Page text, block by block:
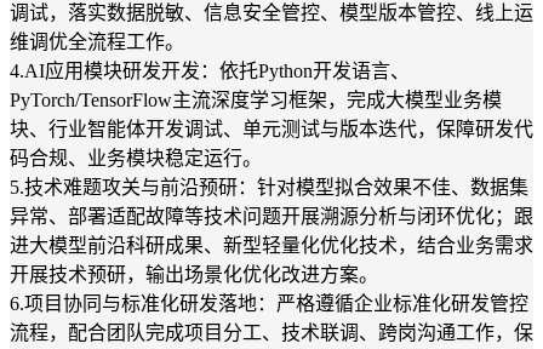
调试，落实数据脱敏、信息安全管控、模型版本管控、线上运
维调优全流程工作。
4.AI应用模块研发开发：依托Python开发语言、
PyTorch/TensorFlow主流深度学习框架，完成大模型业务模
块、行业智能体开发调试、单元测试与版本迭代，保障研发代
码合规、业务模块稳定运行。
5.技术难题攻关与前沿预研：针对模型拟合效果不佳、数据集
异常、部署适配故障等技术问题开展溯源分析与闭环优化；跟
进大模型前沿科研成果、新型轻量化优化技术，结合业务需求
开展技术预研，输出场景化优化改进方案。
6.项目协同与标准化研发落地：严格遵循企业标准化研发管控
流程，配合团队完成项目分工、技术联调、跨岗沟通工作，保